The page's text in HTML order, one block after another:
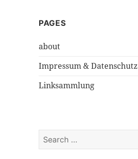
PAGES
about
Impressum & Datenschutz
Linksammlung
e